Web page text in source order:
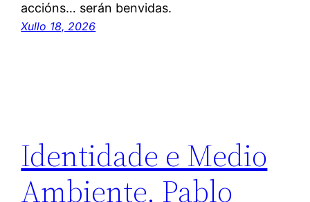
accións… serán benvidas.
Xullo 18, 2026
Identidade e Medio
Ambiente. Pablo